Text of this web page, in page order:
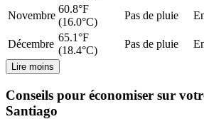
Novembre
60.8°F
(16.0°C)
Pas de pluie
Décembre
65.1°F
(18.4°C)
Pas de pluie
Lire moins
Conseils pour économiser sur
Santiago